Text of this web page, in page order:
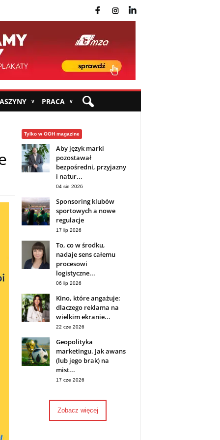
∨ PRACA ∨
Tylko w OOH magazine
Aby język marki
pozostawał
bezpośredni, przyjazny
i natur...
04 sie 2026
Sponsoring klubów
sportowych a nowe
regulacje
17 lip 2026
To, co w środku,
nadaje sens całemu
procesowi
logistyczne...
06 lip 2026
Kino, które angażuje:
dlaczego reklama na
wielkim ekranie...
22 cze 2026
Geopolityka
marketingu. Jak awans
(lub jego brak) na
mist...
17 cze 2026
Zobacz więcej